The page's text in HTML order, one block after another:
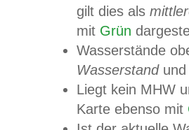
gilt dies als
mit Grün
Wasserstände
Wasserstandund
Liegt kein MHW
Karte ebenso mit